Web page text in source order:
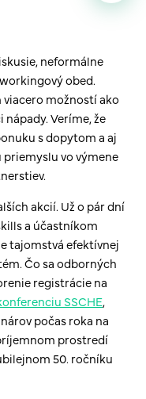
neformálne
obed.
možností ako
Veríme, že
s dopytom a aj
vo výmene
akcií. Už o pár dní
a účastníkom
tajomstvá efektívnej
Čo sa odborných
registrácie na
SSCHE,
počas roka na
prostredí
50. ročníku